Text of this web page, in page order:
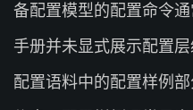
备配置模型的配置命令
手册并未显式展示配置
配置语料中的配置样例